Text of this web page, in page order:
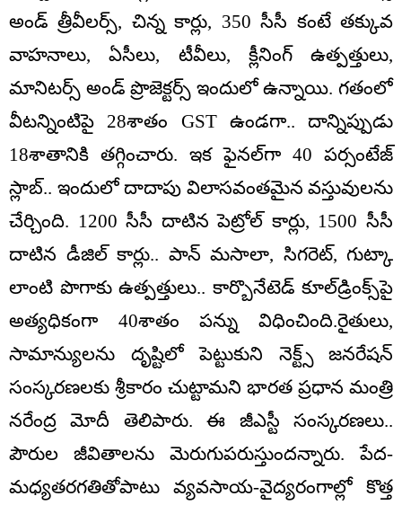
అండ్ త్రీవీలర్స్‌, చిన్న కార్లు, 350 సీసీ కంటే తక్కువ
వాహనాలు, ఏసీలు, టీవీలు, క్లీనింగ్‌ ఉత్పత్తులు,
మానిటర్స్ అండ్‌ ప్రొజెక్టర్స్‌ ఇందులో ఉన్నాయి. గతంలో
వీటన్నింటిపై 28శాతం GST ఉండగా.. దాన్నిప్పుడు
18శాతానికి తగ్గించారు. ఇక ఫైనల్‌గా 40 పర్సంటేజ్‌
స్లాబ్‌.. ఇందులో దాదాపు విలాసవంతమైన వస్తువులను
చేర్చింది. 1200 సీసీ దాటిన పెట్రోల్ కార్లు, 1500 సీసీ
దాటిన డీజిల్‌ కార్లు.. పాన్‌ మసాలా, సిగరెట్‌, గుట్కా
లాంటి పొగాకు ఉత్పత్తులు.. కార్బొనేటెడ్ కూల్‌డ్రింక్స్‌పై
అత్యధికంగా 40శాతం పన్ను విధించింది.రైతులు,
సామాన్యులను దృష్టిలో పెట్టుకుని నెక్ట్స్‌ జనరేషన్‌
సంస్కరణలకు శ్రీకారం చుట్టామని భారత ప్రధాన మంత్రి
నరేంద్ర మోదీ తెలిపారు. ఈ జీఎస్టీ సంస్కరణలు..
పౌరుల జీవితాలను మెరుగుపరుస్తుందన్నారు. పేద-
మధ్యతరగతితోపాటు వ్యవసాయ-వైద్యరంగాల్లో కొత్త